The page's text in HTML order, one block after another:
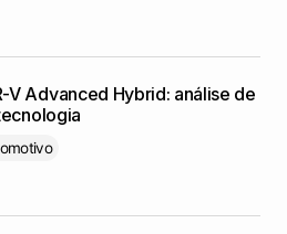
V Advanced Hybrid: análise de